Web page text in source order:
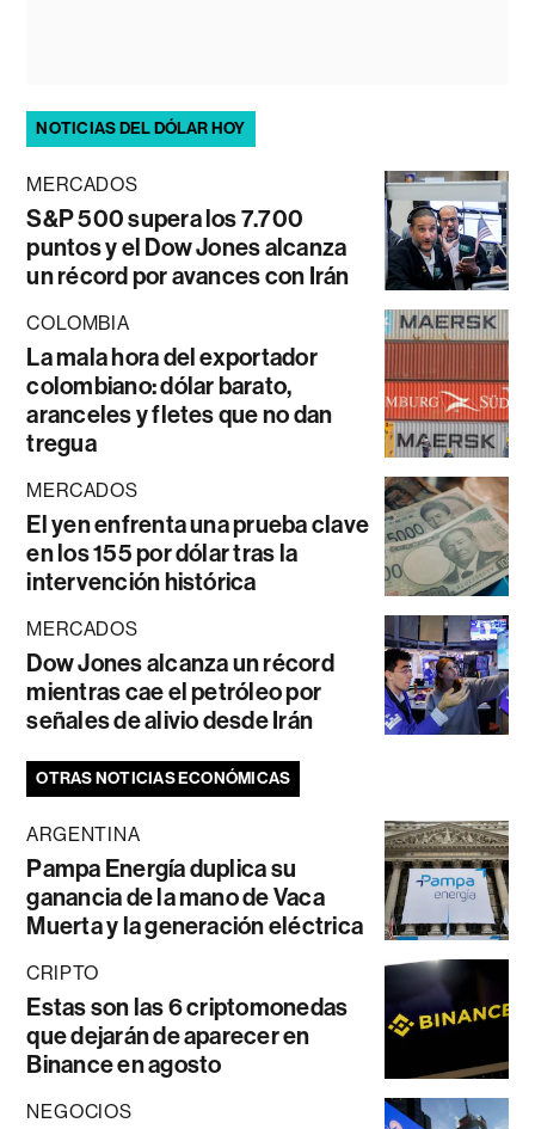
NOTICIAS DEL DÓLAR HOY
MERCADOS
S&P 500 supera los 7.700
puntos y el Dow Jones alcanza
un récord por avances con Irán
COLOMBIA
La mala hora del exportador
colombiano: dólar barato,
aranceles y fletes que no dan
tregua
MERCADOS
El yen enfrenta una prueba clave
en los 155 por dólar tras la
intervención histórica
MERCADOS
Dow Jones alcanza un récord
mientras cae el petróleo por
señales de alivio desde Irán
OTRAS NOTICIAS ECONÓMICAS
ARGENTINA
Pampa Energía duplica su
ganancia de la mano de Vaca
Muerta y la generación eléctrica
CRIPTO
Estas son las 6 criptomonedas
que dejarán de aparecer en
Binance en agosto
NEGOCIOS